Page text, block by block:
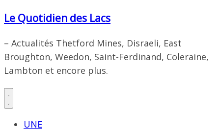
Le Quotidien des Lacs
– Actualités Thetford Mines, Disraeli, East
Broughton, Weedon, Saint-Ferdinand, Coleraine,
Lambton et encore plus.
UNE